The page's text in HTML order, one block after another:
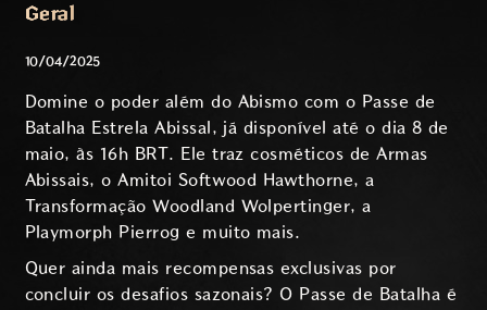
Geral
10/04/2025
Domine o poder além do Abismo com o Passe de
Batalha Estrela Abissal, já disponível até o dia 8 de
maio, às 16h BRT. Ele traz cosméticos de Armas
Abissais, o Amitoi Softwood Hawthorne, a
Transformação Woodland Wolpertinger, a
Playmorph Pierrog e muito mais.
Quer ainda mais recompensas exclusivas por
concluir os desafios sazonais? O Passe de Batalha é